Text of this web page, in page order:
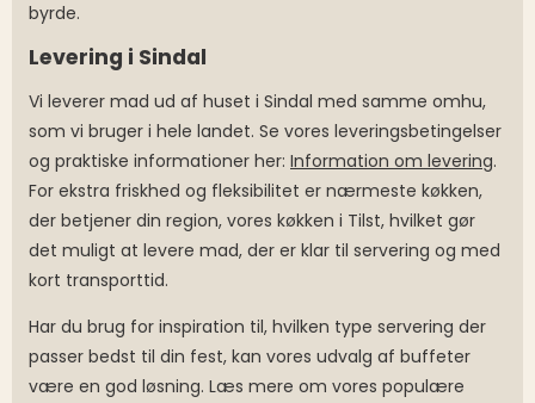
byrde.
Levering i Sindal
Vi leverer mad ud af huset i Sindal med samme omhu,
som vi bruger i hele landet. Se vores leveringsbetingelser
og praktiske informationer her: Information om levering.
For ekstra friskhed og fleksibilitet er nærmeste køkken,
der betjener din region, vores køkken i Tilst, hvilket gør
det muligt at levere mad, der er klar til servering og med
kort transporttid.
Har du brug for inspiration til, hvilken type servering der
passer bedst til din fest, kan vores udvalg af buffeter
være en god løsning. Læs mere om vores populære